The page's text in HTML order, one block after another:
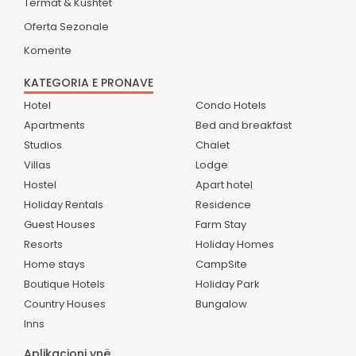
Oferta Sezonale
Komente
KATEGORIA E PRONAVE
Hotel
Apartments
Studios
Villas
Hostel
Holiday Rentals
Guest Houses
Resorts
Home stays
Boutique Hotels
Country Houses
Inns
Condo Hotels
Bed and breakfast
Chalet
Lodge
Apart hotel
Residence
Farm Stay
Holiday Homes
CampSite
Holiday Park
Bungalow